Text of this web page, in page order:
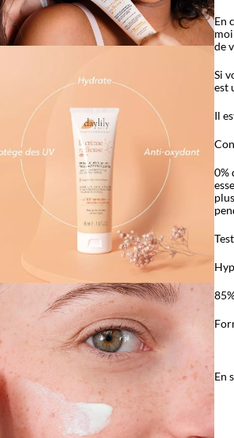
En
de
Si
est
Il
0%
En
a